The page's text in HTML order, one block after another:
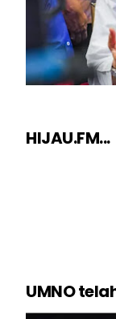
HIJAU.FM...
UMNO